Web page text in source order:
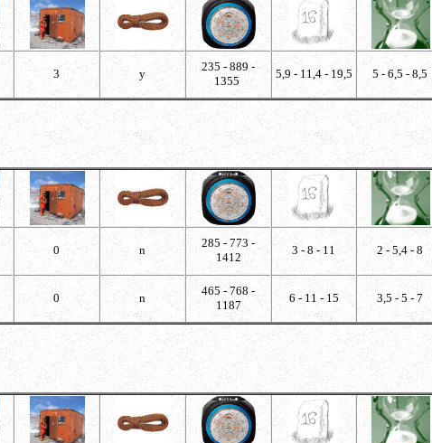
3 y
235 - 889 -
1355
5,9 - 11,4 - 19,5 5 - 6,5 - 8,5
0 n
285 - 773 -
1412
3 - 8 - 11 2 - 5,4 - 8
0 n
465 - 768 -
1187
6 - 11 - 15 3,5 - 5 - 7